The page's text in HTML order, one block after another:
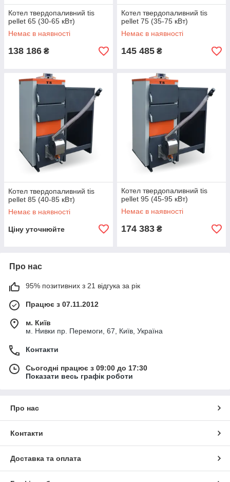
Котел твердопаливний tis
pellet 65 (30-65 кВт)
Немає в наявності
138 186 ₴
Котел твердопаливний tis
pellet 75 (35-75 кВт)
Немає в наявності
145 485 ₴
Котел твердопаливний tis
pellet 85 (40-85 кВт)
Немає в наявності
Ціну уточнюйте
Котел твердопаливний tis
pellet 95 (45-95 кВт)
Немає в наявності
174 383 ₴
Про нас
95% позитивних з 21 відгука за рік
Працює з 07.11.2012
м. Київ
м. Нивки пр. Перемоги, 67, Київ, Україна
Контакти
Сьогодні працює з 09:00 до 17:30
Показати весь графік роботи
Про нас
Контакти
Доставка та оплата